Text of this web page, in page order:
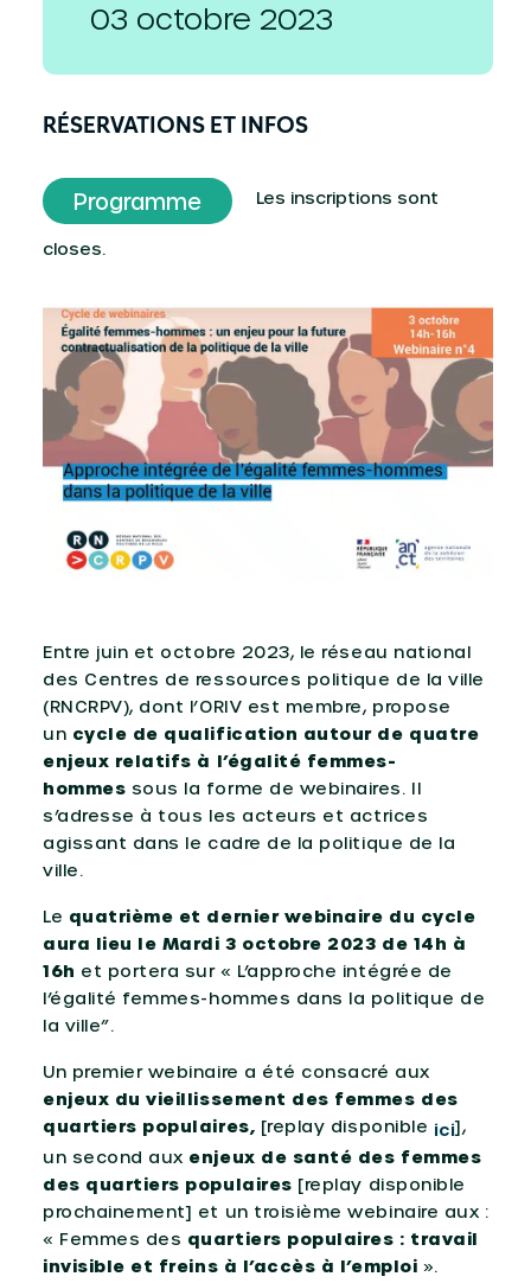
03 octobre 2023
RÉSERVATIONS ET INFOS
Programme Les inscriptions sont
closes.
Entre juin et octobre 2023, le réseau national
des Centres de ressources politique de la ville
(RNCRPV), dont l’ORIV est membre, propose
un cycle de qualification autour de quatre
enjeux relatifs à l’égalité femmes-
hommes sous la forme de webinaires. Il
s’adresse à tous les acteurs et actrices
agissant dans le cadre de la politique de la
ville.
Le quatrième et dernier webinaire du cycle
aura lieu le Mardi 3 octobre 2023 de 14h à
16h et portera sur « L’approche intégrée de
l’égalité femmes-hommes dans la politique de
la ville”.
Un premier webinaire a été consacré aux
enjeux du vieillissement des femmes des
quartiers populaires, [replay disponible ici],
un second aux enjeux de santé des femmes
des quartiers populaires [replay disponible
prochainement] et un troisième webinaire aux :
« Femmes des quartiers populaires : travail
invisible et freins à l’accès à l’emploi ».